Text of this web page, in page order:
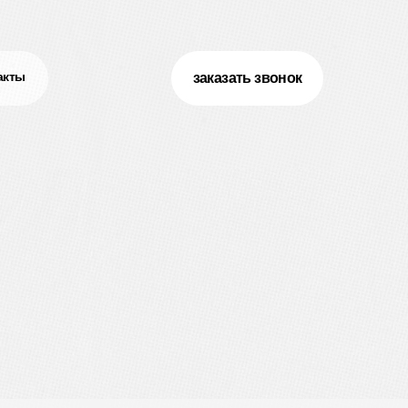
заказать звонок
заказать звонок